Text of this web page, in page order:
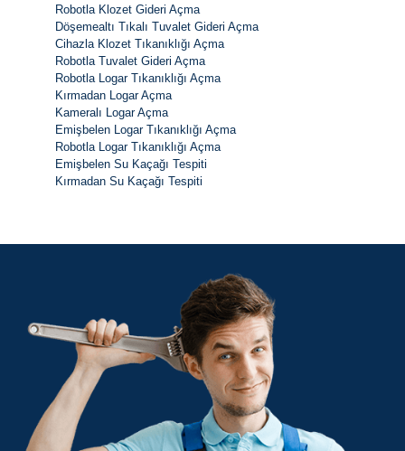
Robotla Klozet Gideri Açma
Döşemealtı Tıkalı Tuvalet Gideri Açma
Cihazla Klozet Tıkanıklığı Açma
Robotla Tuvalet Gideri Açma
Robotla Logar Tıkanıklığı Açma
Kırmadan Logar Açma
Kameralı Logar Açma
Emişbelen Logar Tıkanıklığı Açma
Robotla Logar Tıkanıklığı Açma
Emişbelen Su Kaçağı Tespiti
Kırmadan Su Kaçağı Tespiti